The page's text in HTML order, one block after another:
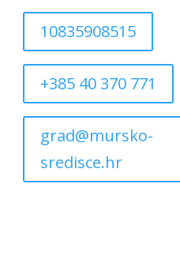
10835908515
+385 40 370 771
grad@mursko-
sredisce.hr